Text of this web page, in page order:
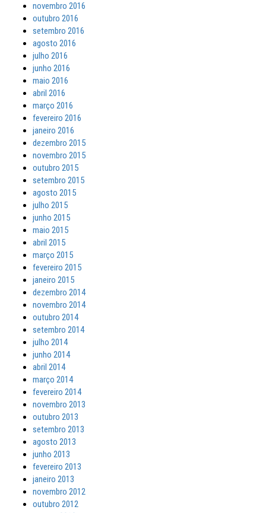
novembro 2016
outubro 2016
setembro 2016
agosto 2016
julho 2016
junho 2016
maio 2016
abril 2016
março 2016
fevereiro 2016
janeiro 2016
dezembro 2015
novembro 2015
outubro 2015
setembro 2015
agosto 2015
julho 2015
junho 2015
maio 2015
abril 2015
março 2015
fevereiro 2015
janeiro 2015
dezembro 2014
novembro 2014
outubro 2014
setembro 2014
julho 2014
junho 2014
abril 2014
março 2014
fevereiro 2014
novembro 2013
outubro 2013
setembro 2013
agosto 2013
junho 2013
fevereiro 2013
janeiro 2013
novembro 2012
outubro 2012